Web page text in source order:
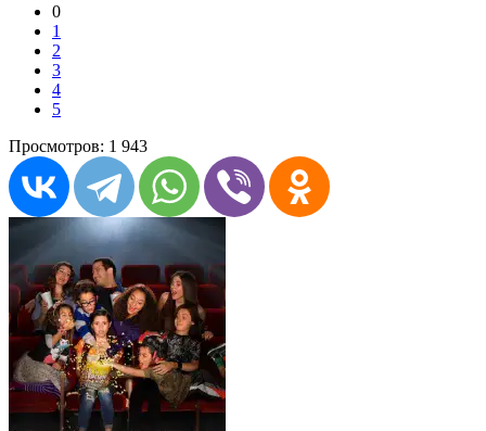
0
1
2
3
4
5
Просмотров: 1 943